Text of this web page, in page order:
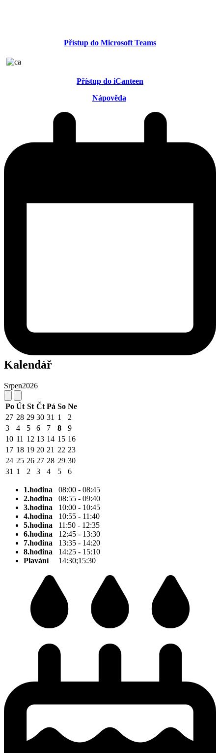
Přístup do Microsoft Teams
Přístup do iCanteen
Nápověda
Kalendář
Srpen2026
Po Út St Čt Pá So Ne
27 28 29 30 31 1
2
3
4 5 6 7 8
9
10 11 12 13 14 15 16
17 18 19 20 21 22 23
24 25 26 27 28 29 30
31 1 2 3 4 5 6
1.hodina 08:00 - 08:45
2.hodina 08:55 - 09:40
3.hodina 10:00 - 10:45
4.hodina 10:55 - 11:40
5.hodina 11:50 - 12:35
6.hodina 12:45 - 13:30
7.hodina 13:35 - 14:20
8.hodina 14:25 - 15:10
Plavání14:30;15:30